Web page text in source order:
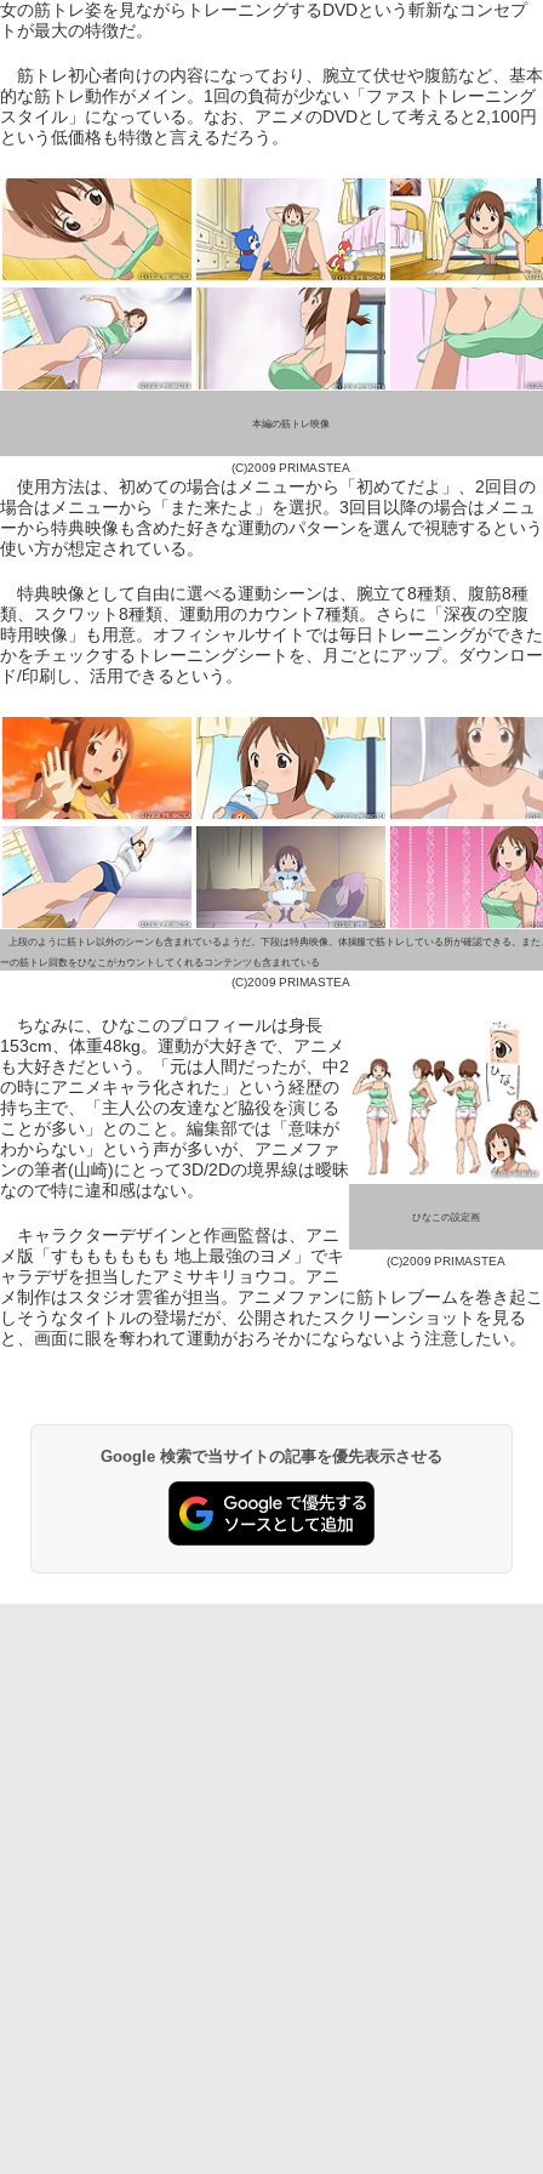
女の筋トレ姿を見ながらトレーニングするDVDという斬新なコンセプ
トが最大の特徴だ。
筋トレ初心者向けの内容になっており、腕立て伏せや腹筋など、基本
的な筋トレ動作がメイン。1回の負荷が少ない「ファストトレーニング
スタイル」になっている。なお、アニメのDVDとして考えると2,100円
という低価格も特徴と言えるだろう。
本編の筋トレ映像
(C)2009 PRIMASTEA
使用方法は、初めての場合はメニューから「初めてだよ」、2回目の
場合はメニューから「また来たよ」を選択。3回目以降の場合はメニュ
ーから特典映像も含めた好きな運動のパターンを選んで視聴するという
使い方が想定されている。
特典映像として自由に選べる運動シーンは、腕立て8種類、腹筋8種
類、スクワット8種類、運動用のカウント7種類。さらに「深夜の空腹
時用映像」も用意。オフィシャルサイトでは毎日トレーニングができた
かをチェックするトレーニングシートを、月ごとにアップ。ダウンロー
ド/印刷し、活用できるという。
上段のように筋トレ以外のシーンも含まれているようだ。下段は特典映像。体操服で筋トレしている所が確認できる。ま
ーの筋トレ回数をひなこがカウントしてくれるコンテンツも含まれている
(C)2009 PRIMASTEA
ひなこの設定画
(C)2009 PRIMASTEA
ちなみに、ひなこのプロフィールは身長
153cm、体重48kg。運動が大好きで、アニメ
も大好きだという。「元は人間だったが、中2
の時にアニメキャラ化された」という経歴の
持ち主で、「主人公の友達など脇役を演じる
ことが多い」とのこと。編集部では「意味が
わからない」という声が多いが、アニメファ
ンの筆者(山崎)にとって3D/2Dの境界線は曖昧
なので特に違和感はない。
キャラクターデザインと作画監督は、アニ
メ版「すもももももも 地上最強のヨメ」でキ
ャラデザを担当したアミサキリョウコ。アニ
メ制作はスタジオ雲雀が担当。アニメファンに筋トレブームを巻き起こ
しそうなタイトルの登場だが、公開されたスクリーンショットを見る
と、画面に眼を奪われて運動がおろそかにならないよう注意したい。
Google 検索で当サイトの記事を優先表示させる